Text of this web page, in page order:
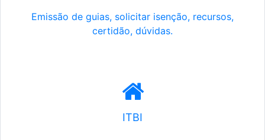
Emissão de guias, solicitar isenção, recursos,
certidão, dúvidas.
ITBI